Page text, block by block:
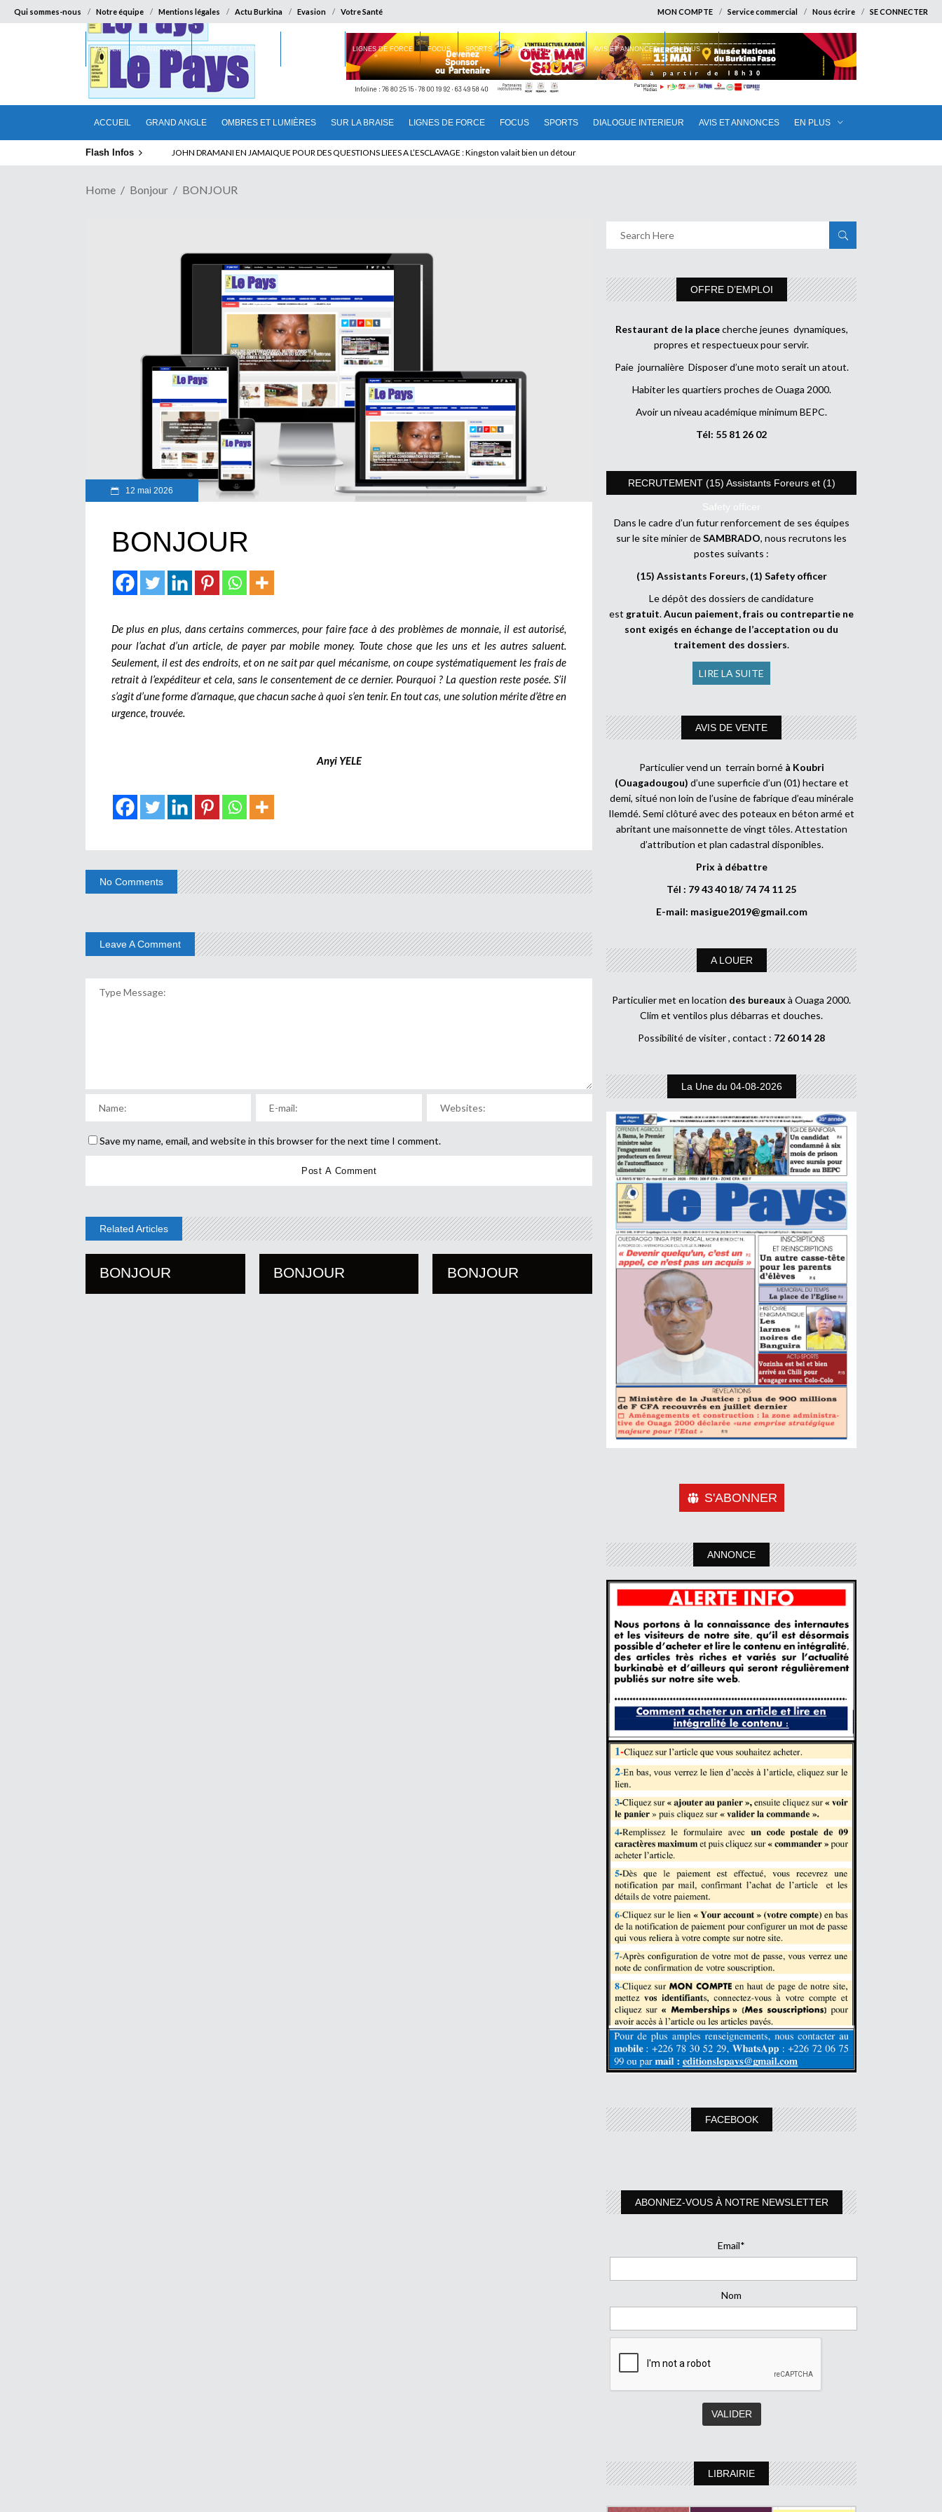
Qui sommes-nous Notre équipe Mentions légales Actu Burkina Evasion Votre Santé MON COMPTE Service commercial Nous écrire SE CONNECTER
ACCUEIL GRAND ANGLE OMBRES ET LUMIÈRES SUR LA BRAISE LIGNES DE FORCE FOCUS SPORTS DIALOGUE INTERIEUR AVIS ET ANNONCES EN PLUS
ACCUEIL GRAND ANGLE OMBRES ET LUMIÈRES LIGNES DE FORCE FOCUS SPORTS DIALOGUE INTERIEUR AVIS ET ANNONCES EN PLUS
Flash Infos ELECTION DE TALON A LA TETE DU SENAT BENINOIS : Quand Patrice quitte le pouvoir sans partir !
Home Bonjour BONJOUR
12 mai 2026
BONJOUR
De plus en plus, dans certains commerces, pour faire face à des problèmes de monnaie, il est autorisé,
pour l’achat d’un article, de payer par mobile money. Toute chose que les uns et les autres saluent.
Seulement, il est des endroits, et on ne sait par quel mécanisme, on coupe systématiquement les frais de
retrait à l’expéditeur et cela, sans le consentement de ce dernier. Pourquoi ? La question reste posée. S’il
s’agit d’une forme d’arnaque, que chacun sache à quoi s’en tenir. En tout cas, une solution mérite d’être en
urgence, trouvée.
Anyi YELE
No Comments
Leave A Comment
Save my name, email, and website in this browser for the next time I comment.
Related Articles
BONJOUR BONJOUR BONJOUR
OFFRE D’EMPLOI
Restaurant de la placecherche jeunes dynamiques,
propres et respectueux pour servir.
Paie journalière Disposer d’une moto serait un atout.
Habiter les quartiers proches de Ouaga 2000.
Avoir un niveau académique minimum BEPC.
Tél: 55 81 26 02
RECRUTEMENT (15) Assistants Foreurs et (1)
Safety officer
Dans le cadre d’un futur renforcement de ses équipes
sur le site minier deSAMBRADO, nous recrutons les
postes suivants :
(15) Assistants Foreurs, (1) Safety officer
Le dépôt des dossiers de candidature
est gratuit.Aucun paiement, frais ou contrepartie ne
sont exigés en échange de l’acceptation ou du
traitement des dossiers.
LIRE LA SUITE
AVIS DE VENTE
Particulier vend un terrain borné à Koubri
(Ouagadougou) d’une superficie d’un (01) hectare et
demi, situé non loin de l’usine de fabrique d’eau minérale
Ilemdé. Semi clôturé avec des poteaux en béton armé et
abritant une maisonnette de vingt tôles. Attestation
d’attribution et plan cadastral disponibles.
Prix à débattre
Tél : 79 43 40 18/ 74 74 11 25
E-mail: masigue2019@gmail.com
A LOUER
Particulier met en location des bureaux à Ouaga 2000.
Clim et ventilos plus débarras et douches.
Possibilité de visiter , contact : 72 60 14 28
La Une du 04-08-2026
S'ABONNER
ANNONCE
FACEBOOK
ABONNEZ-VOUS À NOTRE NEWSLETTER
Email*
Nom
LIBRAIRIE